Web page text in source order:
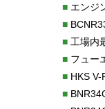
■エンジ
■
■工場内
■フューエ
■HKS V-
■